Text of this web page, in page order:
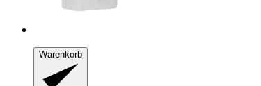
Warenkorb